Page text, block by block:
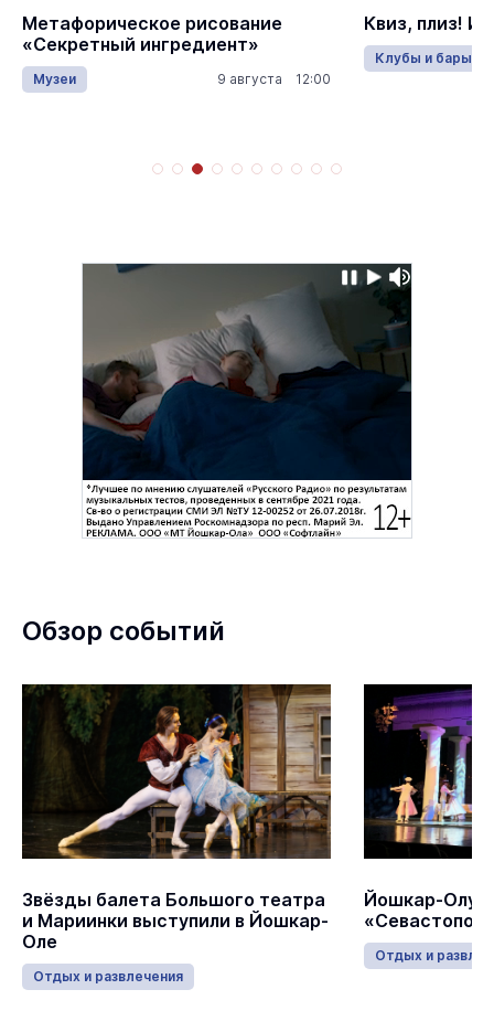
Метафорическое рисование
«Секретный ингредиент»
Музеи 9 августа 12:00
Квиз, плиз!
Клубы и бары
Обзор событий
Звёзды балета Большого театра
и Мариинки выступили в Йошкар-
Оле
Отдых и развлечения
Йошкар-Олу
Отдых и